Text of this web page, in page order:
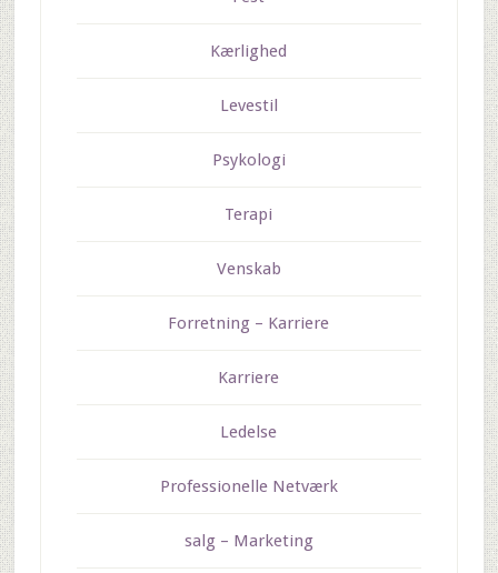
Kærlighed
Levestil
Psykologi
Terapi
Venskab
Forretning – Karriere
Karriere
Ledelse
Professionelle Netværk
salg – Marketing